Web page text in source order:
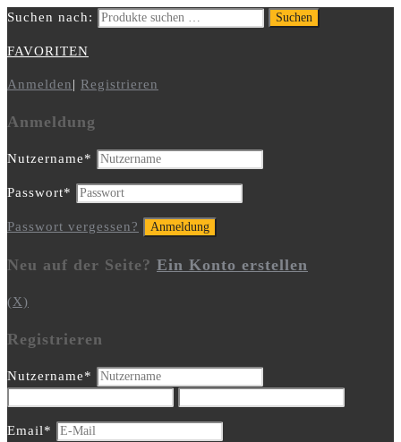
Suchen nach: Suchen
FAVORITEN
Anmelden| Registrieren
Anmeldung
Nutzername*
Passwort*
Passwort vergessen?
Neu auf der Seite? Ein Konto erstellen
(X)
Registrieren
Nutzername*
Email*